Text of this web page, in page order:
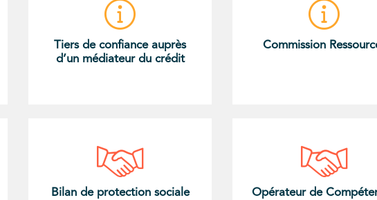
Tiers de confiance auprès
d’un médiateur du crédit
Commission
Bilan de protection sociale
Opérateur de